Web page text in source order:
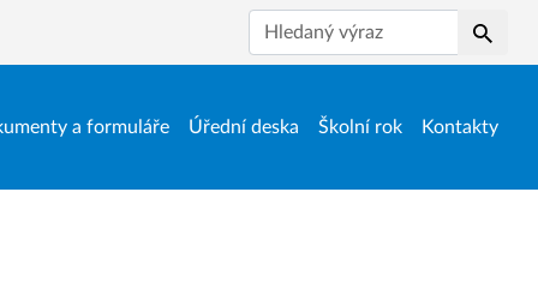
a formuláře Úřední deska Školní rok Kontakty
Hledat